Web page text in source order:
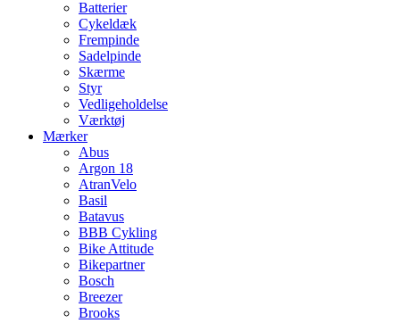
Batterier
Cykeldæk
Frempinde
Sadelpinde
Skærme
Styr
Vedligeholdelse
Værktøj
Mærker
Abus
Argon 18
AtranVelo
Basil
Batavus
BBB Cykling
Bike Attitude
Bikepartner
Bosch
Breezer
Brooks